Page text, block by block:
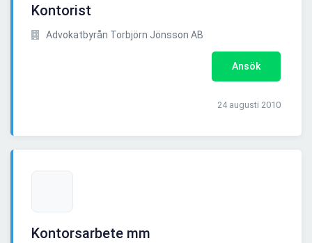
Kontorist
Advokatbyrån Torbjörn Jönsson AB
Ansök
24 augusti 2010
Kontorsarbete mm